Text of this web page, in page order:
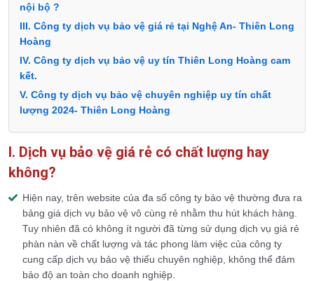
nội bộ ?
III. Công ty dịch vụ bảo vệ giá rẻ tại Nghệ An- Thiên Long
Hoàng
IV. Công ty dịch vụ bảo vệ uy tín Thiên Long Hoàng cam
kết.
V. Công ty dịch vụ bảo vệ chuyên nghiệp uy tín chất
lượng 2024- Thiên Long Hoàng
I. Dịch vụ bảo vệ giá rẻ có chất lượng hay
không?
Hiện nay, trên website của đa số công ty bảo vệ thường đưa ra
bảng giá dịch vụ bảo vệ vô cùng rẻ nhằm thu hút khách hàng.
Tuy nhiên đã có không ít người đã từng sử dụng dịch vụ giá rẻ
phàn nàn về chất lượng và tác phong làm việc của công ty
cung cấp dịch vụ bảo vệ thiếu chuyên nghiệp, không thể đảm
bảo độ an toàn cho doanh nghiệp.